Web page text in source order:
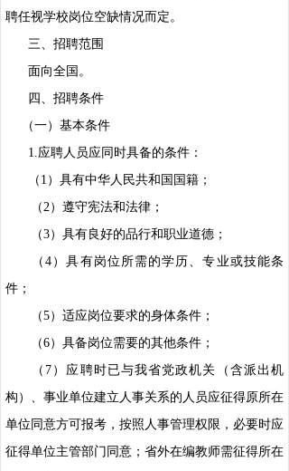
聘任视学校岗位空缺情况而定。
三、招聘范围
面向全国。
四、招聘条件
（一）基本条件
1.应聘人员应同时具备的条件：
（1）具有中华人民共和国国籍；
（2）遵守宪法和法律；
（3）具有良好的品行和职业道德；
（4）具有岗位所需的学历、专业或技能条
件；
（5）适应岗位要求的身体条件；
（6）具备岗位需要的其他条件；
（7）应聘时已与我省党政机关（含派出机
构）、事业单位建立人事关系的人员应征得原所在
单位同意方可报考，按照人事管理权限，必要时应
征得单位主管部门同意；省外在编教师需征得所在